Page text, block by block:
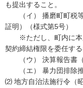
も提出すること。
（イ） 播磨町町税等
証明）（様式第5号）
※ただし、町内に本
契約締結権限を委任する
（ウ） 決算報告書（
（エ） 暴力団排除推
⑵ 地方自治法施行令（